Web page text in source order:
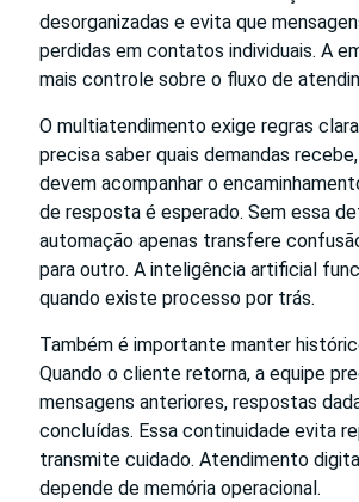
desorganizadas e evita que
perdidas em contatos individuais. A
mais controle sobre o fluxo de
O multiatendimento exige regras
precisa saber quais demandas
devem acompanhar o
de resposta é esperado. Sem essa
automação apenas transfere
para outro. A inteligência artificial
quando existe processo por trás.
Também é importante manter
Quando o cliente retorna, a equipe
mensagens anteriores, respostas
concluídas. Essa continuidade evita
transmite cuidado. Atendimento
depende de memória operacional.